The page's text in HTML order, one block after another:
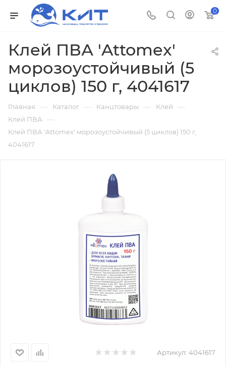
0
Клей ПВА 'Attomex'
морозоустойчивый (5
циклов) 150 г, 4041617
Главная — Каталог — Канцтовары — Клей —
Клей ПВА —
Клей ПВА 'Attomex' морозоустойчивый (5 циклов) 150 г,
4041617
Артикул: 4041617